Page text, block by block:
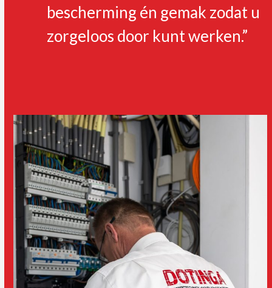
bescherming én gemak zodat u
zorgeloos door kunt werken.”